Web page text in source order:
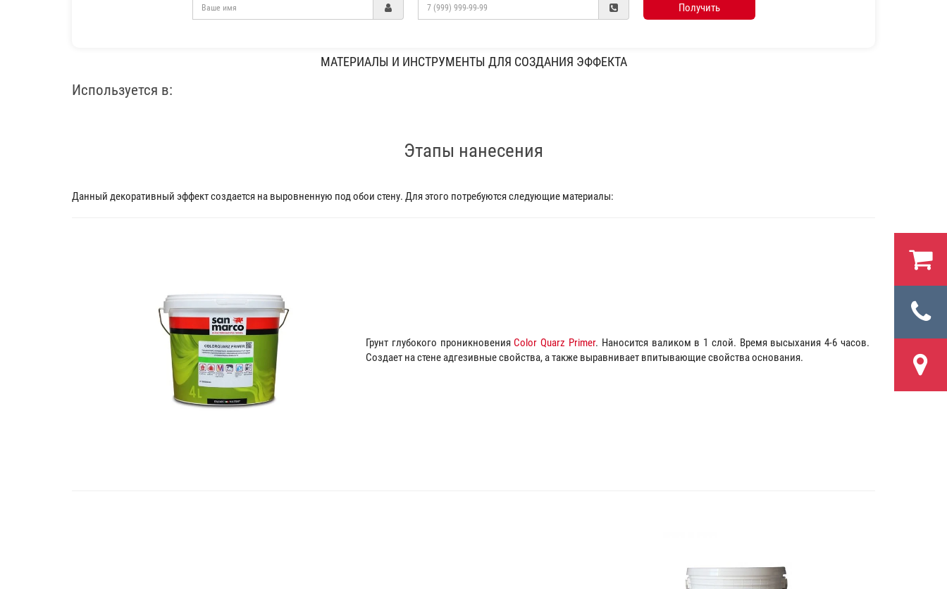
Получить
МАТЕРИАЛЫ И ИНСТРУМЕНТЫ ДЛЯ СОЗДАНИЯ ЭФФЕКТА
Используется в:
Этапы нанесения
Данный декоративный эффект создается на выровненную под обои стену. Для этого потребуются следующие материалы:
Грунт глубокого проникновенияColor Quarz Primer. Наносится валиком в 1 слой. Время высыхания 4-6 часов.
Создает на стене адгезивные свойства, а также выравнивает впитывающие свойства основания.